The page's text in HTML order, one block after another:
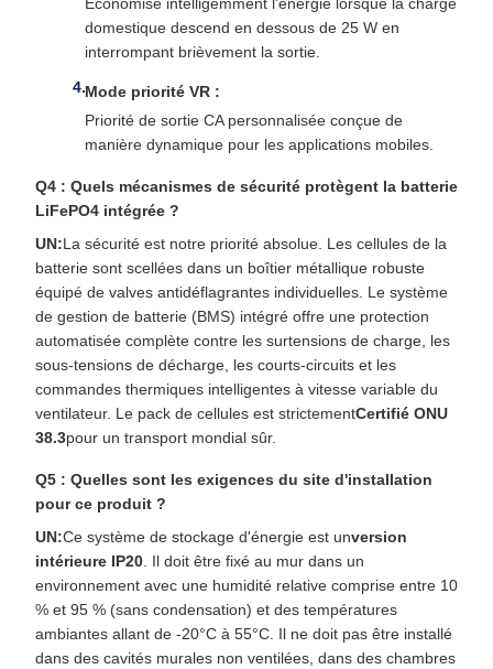
domestique descend en dessous de 25 W en
interrompant brièvement la sortie.
Mode priorité VR :
Priorité de sortie CA personnalisée conçue de
manière dynamique pour les applications mobiles.
Q4 : Quels mécanismes de sécurité protègent la batterie
LiFePO4 intégrée ?
UN:La sécurité est notre priorité absolue. Les cellules de la
batterie sont scellées dans un boîtier métallique robuste
équipé de valves antidéflagrantes individuelles. Le système
de gestion de batterie (BMS) intégré offre une protection
automatisée complète contre les surtensions de charge, les
sous-tensions de décharge, les courts-circuits et les
commandes thermiques intelligentes à vitesse variable du
ventilateur. Le pack de cellules est strictementCertifié ONU
38.3pour un transport mondial sûr.
Q5 : Quelles sont les exigences du site d'installation
pour ce produit ?
UN:Ce système de stockage d'énergie est unversion
intérieure IP20 . Il doit être fixé au mur dans un
environnement avec une humidité relative comprise entre 10
% et 95 % (sans condensation) et des températures
ambiantes allant de -20°C à 55°C. Il ne doit pas être installé
dans des cavités murales non ventilées, dans des chambres